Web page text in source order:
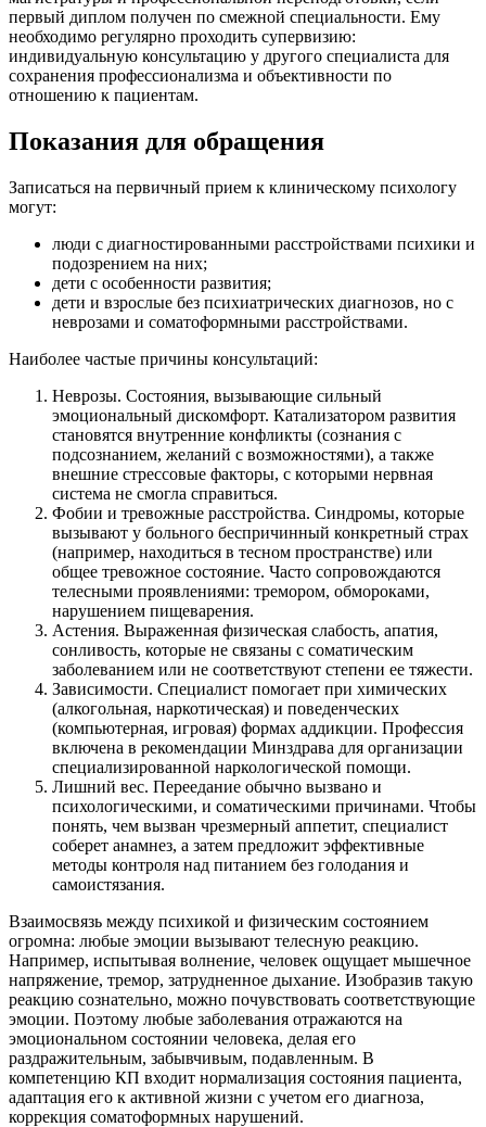
первый диплом получен по смежной специальности. Ему
необходимо регулярно проходить супервизию:
индивидуальную консультацию у другого специалиста для
сохранения профессионализма и объективности по
отношению к пациентам.
Показания для обращения
Записаться на первичный прием к клиническому психологу
могут:
люди с диагностированными расстройствами психики и
подозрением на них;
дети с особенности развития;
дети и взрослые без психиатрических диагнозов, но с
неврозами и соматоформными расстройствами.
Наиболее частые причины консультаций:
Неврозы. Состояния, вызывающие сильный
эмоциональный дискомфорт. Катализатором развития
становятся внутренние конфликты (сознания с
подсознанием, желаний с возможностями), а также
внешние стрессовые факторы, с которыми нервная
система не смогла справиться.
Фобии и тревожные расстройства. Синдромы, которые
вызывают у больного беспричинный конкретный страх
(например, находиться в тесном пространстве) или
общее тревожное состояние. Часто сопровождаются
телесными проявлениями: тремором, обмороками,
нарушением пищеварения.
Астения. Выраженная физическая слабость, апатия,
сонливость, которые не связаны с соматическим
заболеванием или не соответствуют степени ее тяжести.
Зависимости. Специалист помогает при химических
(алкогольная, наркотическая) и поведенческих
(компьютерная, игровая) формах аддикции. Профессия
включена в рекомендации Минздрава для организации
специализированной наркологической помощи.
Лишний вес. Переедание обычно вызвано и
психологическими, и соматическими причинами. Чтобы
понять, чем вызван чрезмерный аппетит, специалист
соберет анамнез, а затем предложит эффективные
методы контроля над питанием без голодания и
самоистязания.
Взаимосвязь между психикой и физическим состоянием
огромна: любые эмоции вызывают телесную реакцию.
Например, испытывая волнение, человек ощущает мышечное
напряжение, тремор, затрудненное дыхание. Изобразив такую
реакцию сознательно, можно почувствовать соответствующие
эмоции. Поэтому любые заболевания отражаются на
эмоциональном состоянии человека, делая его
раздражительным, забывчивым, подавленным. В
компетенцию КП входит нормализация состояния пациента,
адаптация его к активной жизни с учетом его диагноза,
коррекция соматоформных нарушений.